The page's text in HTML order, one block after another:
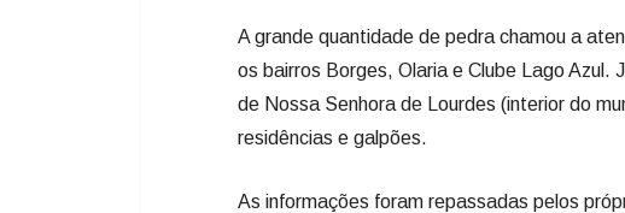
A grande quantidade de pedra chamou a
os bairros Borges, Olaria e Clube Lago Azul.
de Nossa Senhora de Lourdes (interior do
residências e galpões.
As informações foram repassadas pelos